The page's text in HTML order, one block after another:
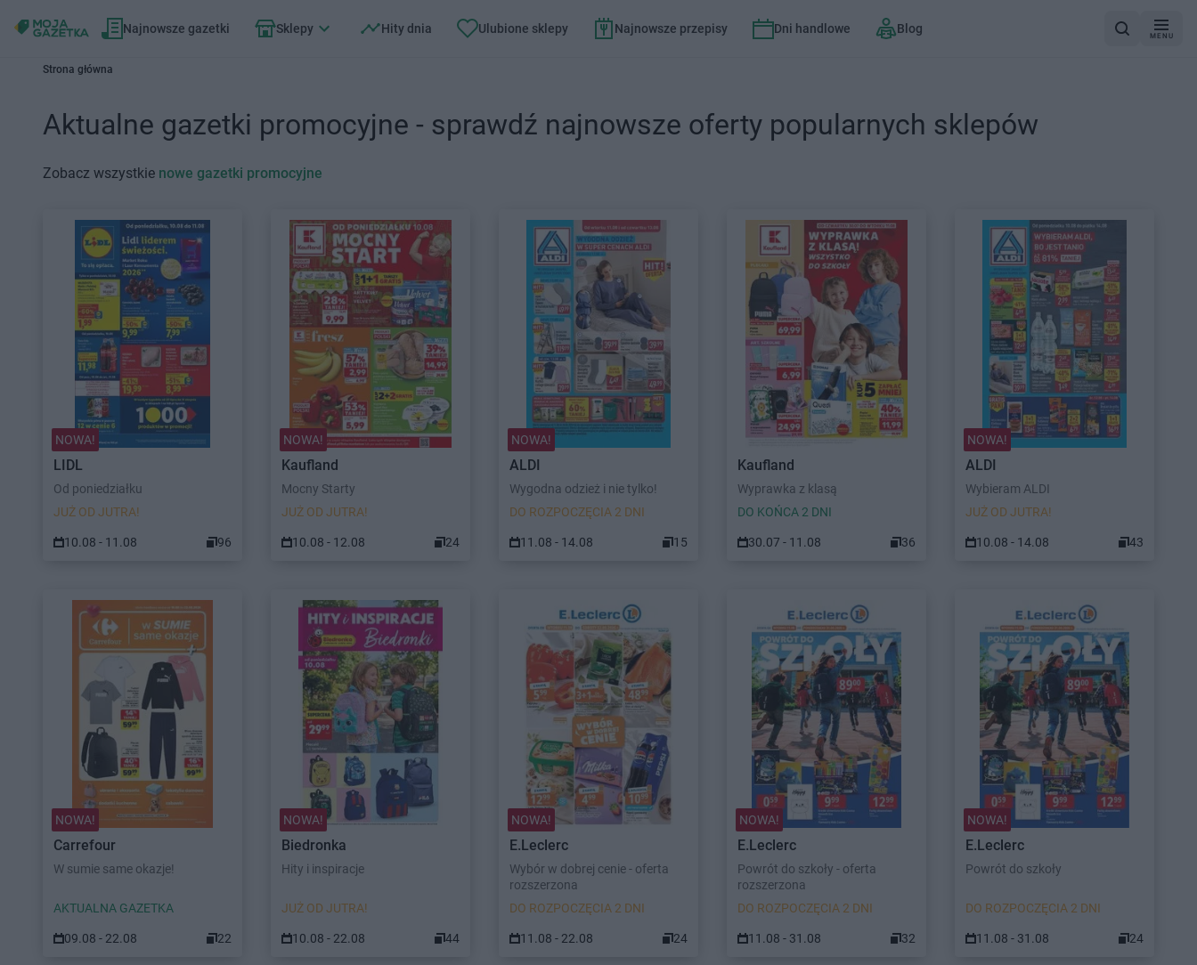
Najnowsze gazetki Sklepy Hity dnia Ulubione sklepy Najnowsze przepisy Dni handlowe Blog
MENU
Strona główna
Aktualne gazetki promocyjne - sprawdź najnowsze oferty popularnych sklepów
Zobacz wszystkie nowe gazetki promocyjne
NOWA!
LIDL
Od poniedziałku
JUŻ OD JUTRA!
10.08 - 11.08 96
NOWA!
Kaufland
Mocny Starty
JUŻ OD JUTRA!
10.08 - 12.08 24
NOWA!
ALDI
Wygodna odzież i nie tylko!
DO ROZPOCZĘCIA 2 DNI
11.08 - 14.08 15
Kaufland
Wyprawka z klasą
DO KOŃCA 2 DNI
30.07 - 11.08 36
NOWA!
ALDI
Wybieram ALDI
JUŻ OD JUTRA!
10.08 - 14.08 43
NOWA!
Carrefour
W sumie same okazje!
AKTUALNA GAZETKA
09.08 - 22.08 22
NOWA!
Biedronka
Hity i inspiracje
JUŻ OD JUTRA!
10.08 - 22.08 44
NOWA!
E.Leclerc
Wybór w dobrej cenie - oferta
rozszerzona
DO ROZPOCZĘCIA 2 DNI
11.08 - 22.08 24
NOWA!
E.Leclerc
Powrót do szkoły - oferta
rozszerzona
DO ROZPOCZĘCIA 2 DNI
11.08 - 31.08 32
NOWA!
E.Leclerc
Powrót do szkoły
DO ROZPOCZĘCIA 2 DNI
11.08 - 31.08 24